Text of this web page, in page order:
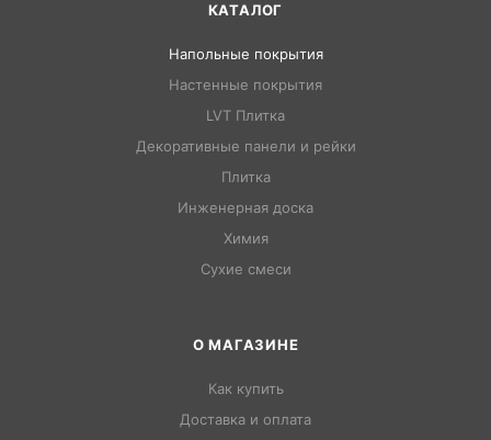
КАТАЛОГ
Напольные покрытия
Настенные покрытия
LVT Плитка
Декоративные панели и рейки
Плитка
Инженерная доска
Химия
Сухие смеси
О МАГАЗИНЕ
Как купить
Доставка и оплата